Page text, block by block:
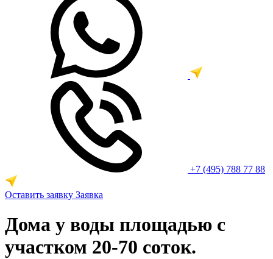
+7 (495) 788 77 88
Оставить заявку Заявка
Дома у воды площадью с
участком 20-70 соток.